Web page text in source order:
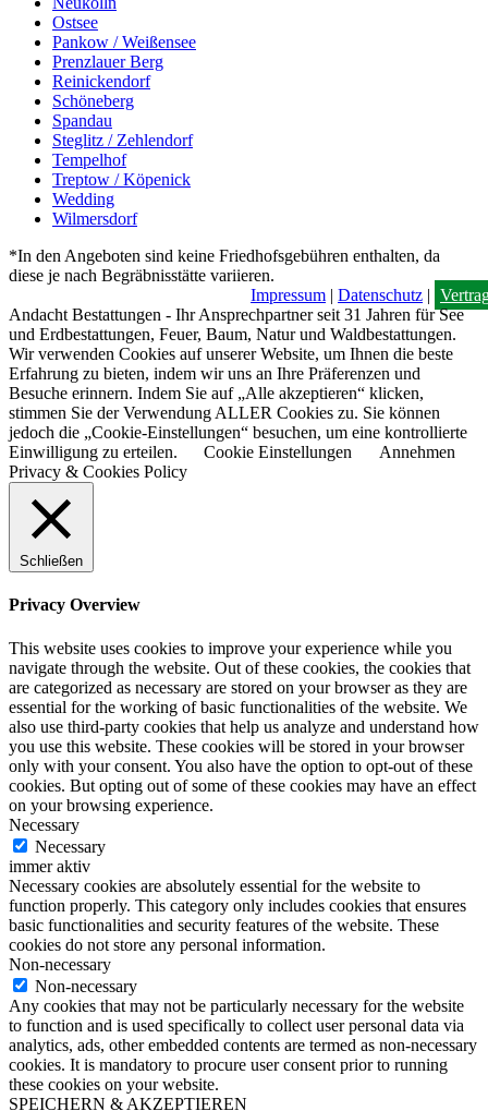
Ostsee
Pankow / Weißensee
Prenzlauer Berg
Reinickendorf
Schöneberg
Spandau
Steglitz / Zehlendorf
Tempelhof
Treptow / Köpenick
Wedding
Wilmersdorf
*In den Angeboten sind keine Friedhofsgebühren enthalten, da
diese je nach Begräbnisstätte variieren.
Impressum | Datenschutz |
Andacht Bestattungen - Ihr Ansprechpartner seit 31 Jahren für See
und Erdbestattungen, Feuer, Baum, Natur und Waldbestattungen.
Wir verwenden Cookies auf unserer Website, um Ihnen die beste
Erfahrung zu bieten, indem wir uns an Ihre Präferenzen und
Besuche erinnern. Indem Sie auf „Alle akzeptieren“ klicken,
stimmen Sie der Verwendung ALLER Cookies zu. Sie können
jedoch die „Cookie-Einstellungen“ besuchen, um eine kontrollierte
Einwilligung zu erteilen.
Cookie Einstellungen
Annehmen
Privacy & Cookies Policy
Schließen
Privacy Overview
This website uses cookies to improve your experience while you
navigate through the website. Out of these cookies, the cookies that
are categorized as necessary are stored on your browser as they are
essential for the working of basic functionalities of the website. We
also use third-party cookies that help us analyze and understand how
you use this website. These cookies will be stored in your browser
only with your consent. You also have the option to opt-out of these
cookies. But opting out of some of these cookies may have an effect
on your browsing experience.
Necessary
Necessary
immer aktiv
Necessary cookies are absolutely essential for the website to
function properly. This category only includes cookies that ensures
basic functionalities and security features of the website. These
cookies do not store any personal information.
Non-necessary
Non-necessary
Any cookies that may not be particularly necessary for the website
to function and is used specifically to collect user personal data via
analytics, ads, other embedded contents are termed as non-necessary
cookies. It is mandatory to procure user consent prior to running
these cookies on your website.
SPEICHERN & AKZEPTIEREN